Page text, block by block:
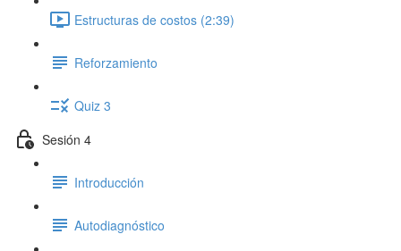
Estructuras de costos (2:39)
Reforzamiento
Quiz 3
Sesión 4
Introducción
Autodiagnóstico